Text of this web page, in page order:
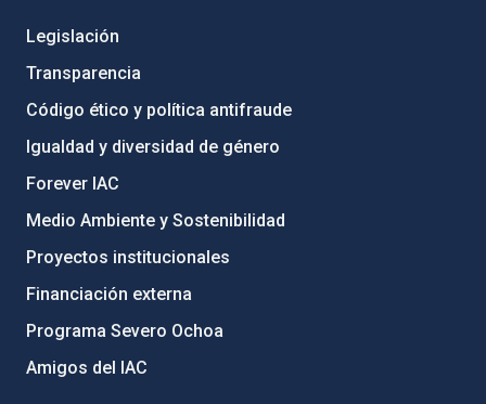
Legislación
Transparencia
Código ético y política antifraude
Igualdad y diversidad de género
Forever IAC
Medio Ambiente y Sostenibilidad
Proyectos institucionales
Financiación externa
Programa Severo Ochoa
Amigos del IAC